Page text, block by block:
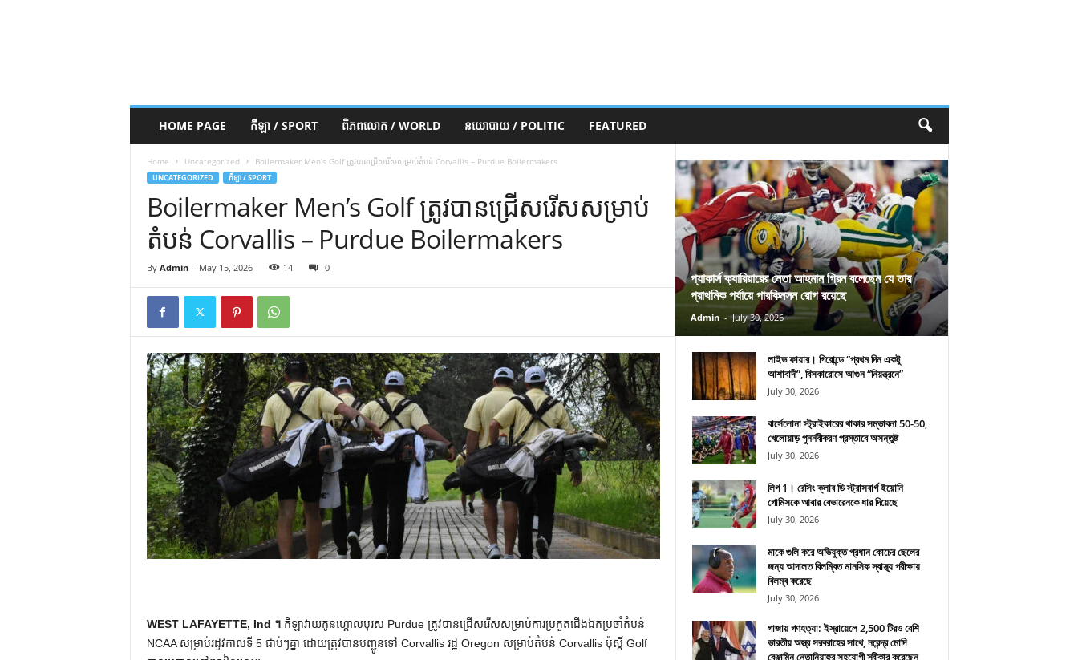
HOME PAGE កីឡា / SPORT ពិភពលោក / WORLD នយោបាយ / POLITIC FEATURED
Home Uncategorized Boilermaker Men’s Golf ត្រូវបានជ្រើសរើសសម្រាប់តំបន់ Corvallis – Purdue Boilermakers
UNCATEGORIZED កីឡា / SPORT
Boilermaker Men’s Golf ត្រូវបានជ្រើសរើសសម្រាប់
តំបន់ Corvallis – Purdue Boilermakers
By Admin- May 15, 2026 14 0
WEST LAFAYETTE, Ind ។ កីឡាវាយកូនហ្គោលបុរស Purdue ត្រូវបានជ្រើសរើសសម្រាប់ការប្រកួតជើងឯកប្រចាំតំបន់
NCAA សម្រាប់រដូវកាលទី 5 ជាប់ៗគ្នា ដោយត្រូវបានបញ្ជូនទៅ Corvallis រដ្ឋ Oregon សម្រាប់តំបន់ Corvallis ប៉ុស្តិ៍ Golf
প্যাকার্স ক্যারিয়ারের নেতা আহমান গ্রিন বলেছেন যে তার
প্রাথমিক পর্যায়ে পারকিনসন রোগ রয়েছে
Admin - July 30, 2026
লাইভ ফায়ার। গিরোন্ডে “প্রথম দিন একটু
আশাবাদী”, বিসকারোসে আগুন “নিয়ন্ত্রনে”
July 30, 2026
বার্সেলোনা স্ট্রাইকারের থাকার সম্ভাবনা 50-50,
খেলোয়াড় পুনর্নবীকরণ প্রস্তাবে অসন্তুষ্ট
July 30, 2026
লিগ 1। রেসিং ক্লাব ডি স্ট্রাসবার্গ ইয়োনি
গোমিসকে আবার বেভারেনকে ধার দিয়েছে
July 30, 2026
মাকে গুলি করে অভিযুক্ত প্রধান কোচের ছেলের
জন্য আদালত বিলম্বিত মানসিক স্বাস্থ্য পরীক্ষায়
বিলম্ব করেছে
July 30, 2026
গাজায় গণহত্যা: ইস্রায়েলে 2,500 টিরও বেশি
ভারতীয় অস্ত্র সরবরাহের সাথে, নরেন্দ্র মোদি
বেঞ্জামিন নেতানিয়াহুর সহযোগী স্বীকার করেছেন